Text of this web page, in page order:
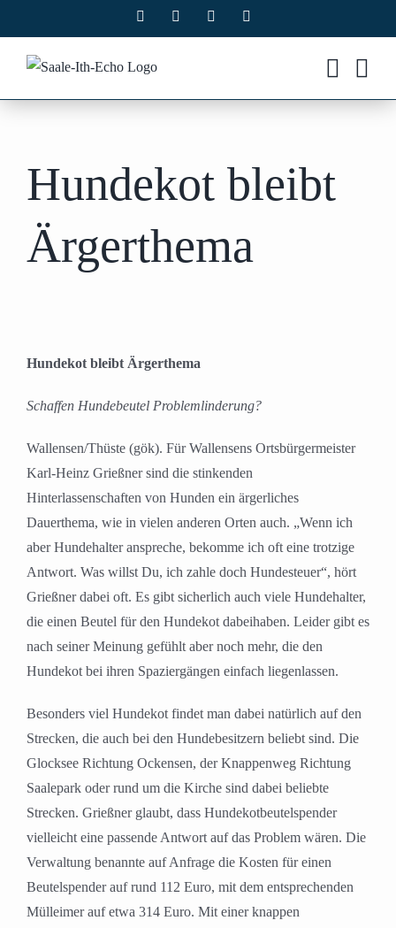
Inhalt
springen
Facebook Instagram
Hundekot bleibt
Ärgerthema
Hundekot bleibt Ärgerthema
Schaffen Hundebeutel Problemlinderung?
Wallensen/Thüste (gök). Für Wallensens Ortsbürgermeister
Karl-Heinz Grießner sind die stinkenden
Hinterlassenschaften von Hunden ein ärgerliches
Dauerthema, wie in vielen anderen Orten auch. „Wenn ich
aber Hundehalter anspreche, bekomme ich oft eine trotzige
Antwort. Was willst Du, ich zahle doch Hundesteuer“, hört
Grießner dabei oft. Es gibt sicherlich auch viele Hundehalter,
die einen Beutel für den Hundekot dabeihaben. Leider gibt es
nach seiner Meinung gefühlt aber noch mehr, die den
Hundekot bei ihren Spaziergängen einfach liegenlassen.
Besonders viel Hundekot findet man dabei natürlich auf den
Strecken, die auch bei den Hundebesitzern beliebt sind. Die
Glocksee Richtung Ockensen, der Knappenweg Richtung
Saalepark oder rund um die Kirche sind dabei beliebte
Strecken. Grießner glaubt, dass Hundekotbeutelspender
vielleicht eine passende Antwort auf das Problem wären. Die
Verwaltung benannte auf Anfrage die Kosten für einen
Beutelspender auf rund 112 Euro, mit dem entsprechenden
Mülleimer auf etwa 314 Euro. Mit einer knappen